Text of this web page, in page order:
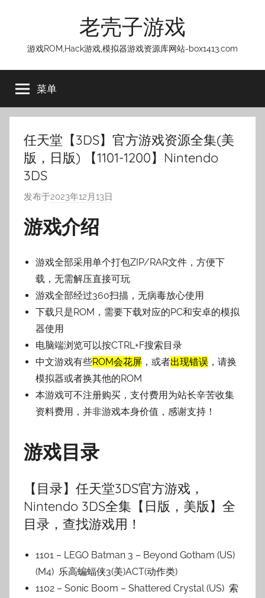
老壳子游戏
游戏ROM,Hack游戏,模拟器游戏资源库网站-box1413.com
菜单
任天堂【3DS】官方游戏资源全集(美
版，日版) 【1101-1200】Nintendo
3DS
发布于2023年12月13日
壳
子
游戏介绍
游戏全部采用单个打包ZIP/RAR文件，方便下
载，无需解压直接可玩
游戏全部经过360扫描，无病毒放心使用
下载只是ROM，需要下载对应的PC和安卓的模拟
器使用
电脑端浏览可以按CTRL+F搜索目录
中文游戏有些ROM会花屏 ，或者出现错误 ，请换
模拟器或者换其他的ROM
本游戏可不注册购买，支付费用为站长辛苦收集
资料费用，并非游戏本身价值，感谢支持！
游戏目录
【目录】任天堂3DS官方游戏，
Nintendo 3DS全集【日版，美版】全
目录，查找游戏用！
1101 – LEGO Batman 3 – Beyond Gotham (US)
(M4) 乐高蝙蝠侠3(美)ACT(动作类)
1102 – Sonic Boom – Shattered Crystal (US) 索